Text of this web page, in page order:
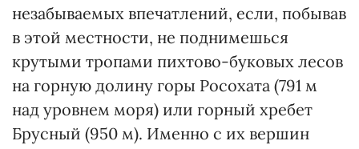
незабываемых впечатлений, если, побывав
в этой местности, не поднимешься
крутыми тропами пихтово-буковых лесов
на горную долину горы Росохата (791 м
над уровнем моря) или горный хребет
Брусный (950 м). Именно с их вершин